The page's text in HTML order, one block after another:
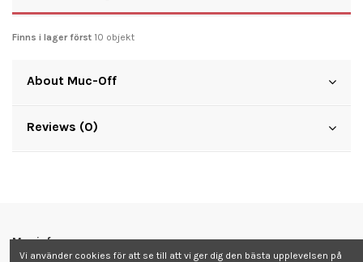
Finns i lager först 10 objekt
About Muc-Off
Reviews (0)
Mer info
Vi använder cookies för att se till att vi ger dig den bästa upplevelsen på